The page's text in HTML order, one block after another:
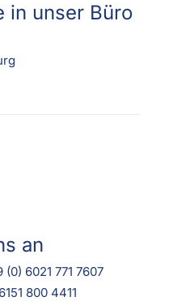
in unser Büro
an
(0) 6021 771 7607
800 4411